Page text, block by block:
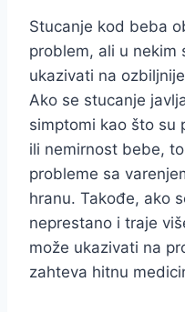
Stucanje kod beba
problem, ali u nekim
ukazivati na
Ako se stucanje
simptomi kao što su
ili nemirnost bebe,
probleme sa
hranu. Takođe, ako
neprestano i traje
može ukazivati na
zahteva hitnu